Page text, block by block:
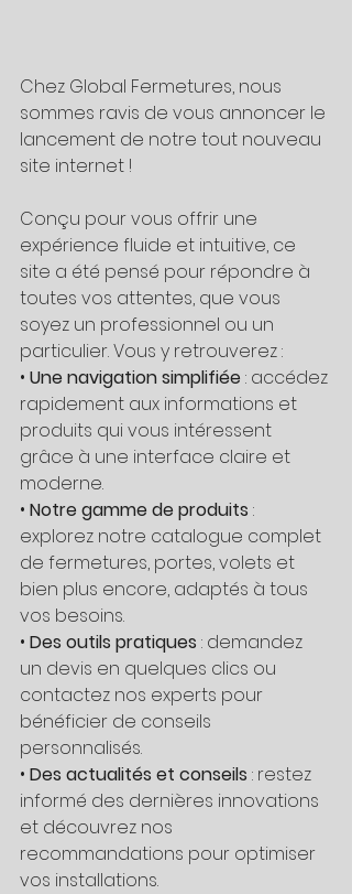
Chez Global Fermetures, nous
sommes ravis de vous annoncer le
lancement de notre tout nouveau
site internet !
Conçu pour vous offrir une
expérience fluide et intuitive, ce
site a été pensé pour répondre à
toutes vos attentes, que vous
soyez un professionnel ou un
particulier. Vous y retrouverez :
• Une navigation simplifiée : accédez
rapidement aux informations et
produits qui vous intéressent
grâce à une interface claire et
moderne.
• Notre gamme de produits :
explorez notre catalogue complet
de fermetures, portes, volets et
bien plus encore, adaptés à tous
vos besoins.
• Des outils pratiques : demandez
un devis en quelques clics ou
contactez nos experts pour
bénéficier de conseils
personnalisés.
• Des actualités et conseils : restez
informé des dernières innovations
et découvrez nos
recommandations pour optimiser
vos installations.